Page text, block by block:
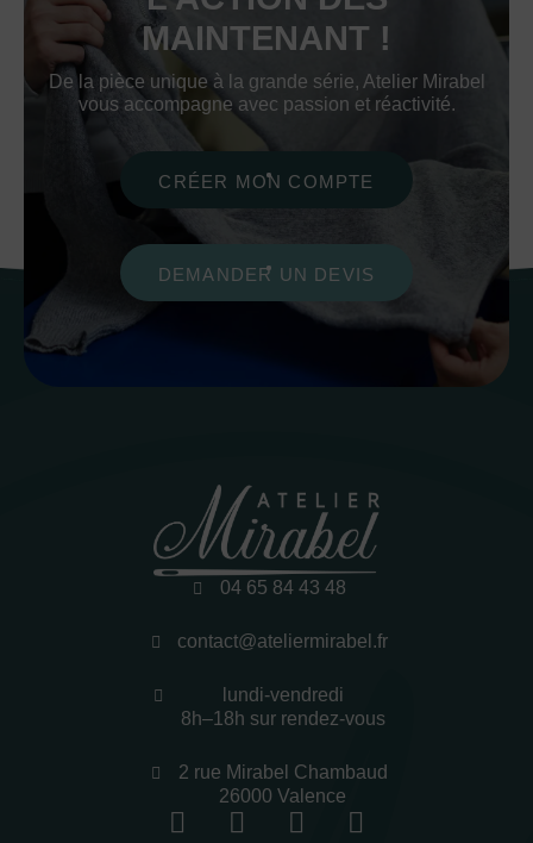
MAINTENANT !
De la pièce unique à la grande série, Atelier Mirabel
vous accompagne avec passion et réactivité.
CRÉER MON COMPTE
DEMANDER UN DEVIS
04 65 84 43 48
contact@ateliermirabel.fr
lundi-vendredi
8h–18h sur rendez-vous
2 rue Mirabel Chambaud
26000 Valence